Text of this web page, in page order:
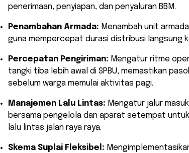
penerimaan, penyiapan, dan penyaluran BBM.
Penambahan Armada: Menambah unit
guna mempercepat durasi distribusi langsung
Percepatan Pengiriman: Mengatur ritme
tangki tiba lebih awal di SPBU, memastikan
sebelum warga memulai aktivitas pagi.
Manajemen Lalu Lintas: Mengatur jalur
bersama pengelola dan aparat setempat
lalu lintas jalan raya raya.
Skema Suplai Fleksibel: